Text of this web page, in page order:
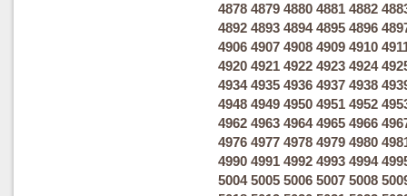
4878 4879 4880 4881 4882
4892 4893 4894 4895 4896
4906 4907 4908 4909 4910
4920 4921 4922 4923 4924
4934 4935 4936 4937 4938
4948 4949 4950 4951 4952
4962 4963 4964 4965 4966
4976 4977 4978 4979 4980
4990 4991 4992 4993 4994
5004 5005 5006 5007 5008